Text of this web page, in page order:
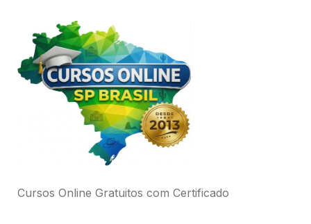
Cursos Online Gratuitos com Certificado